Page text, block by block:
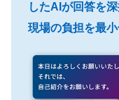
したAIが回答を
現場の負担を最小